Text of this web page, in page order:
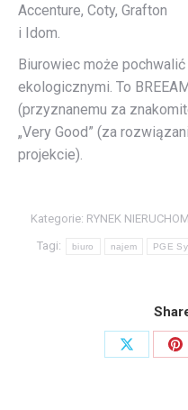
Accenture, Coty, Grafton
i Idom.
Biurowiec może
ekologicznymi. To
(przyznanemu za
„Very Good” (za
projekcie).
Kategorie: RYNEK
Tagi: biuro najem PGE
Share